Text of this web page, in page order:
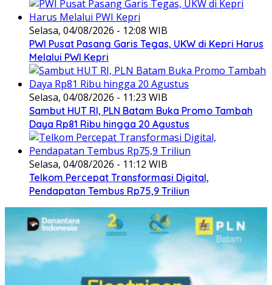
Selasa, 04/08/2026 - 12:08 WIB
PWI Pusat Pasang Garis Tegas, UKW di Kepri Harus
Melalui PWI Kepri
Selasa, 04/08/2026 - 11:23 WIB
Sambut HUT RI, PLN Batam Buka Promo Tambah
Daya Rp81 Ribu hingga 20 Agustus
Selasa, 04/08/2026 - 11:12 WIB
Telkom Percepat Transformasi Digital,
Pendapatan Tembus Rp75,9 Triliun